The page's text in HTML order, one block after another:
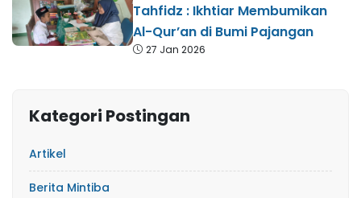
Tahfidz : Ikhtiar Membumikan
Al-Qur’an di Bumi Pajangan
27 Jan 2026
Kategori Postingan
Artikel
Berita Mintiba